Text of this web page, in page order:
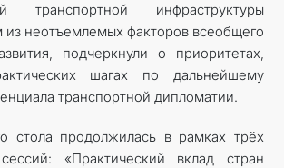
транспортной инфраструктуры
из неотъемлемых факторов всеобщего
подчеркнули о приоритетах,
шагах по дальнейшему
транспортной дипломатии.
стола продолжилась в рамках трёх
«Практический вклад стран